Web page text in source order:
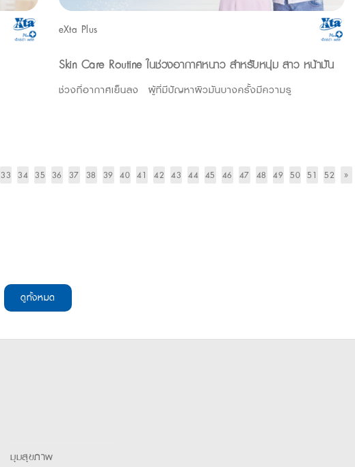
eXta Plus
Skin Care Routine ในช่วงอากาศหนาว สำหรับหนุ่ม-สาว หน้ามัน
ช่วงที่อากาศเย็นลง ผู้ที่มีปัญหาผิวมันบางครั้งมีความรู
33 34 35 36 37 38 39 40 41 42 43 44 45 46 47 48 49 50 51 52 »
ดูทั้งหมด
มุมสุขภาพ